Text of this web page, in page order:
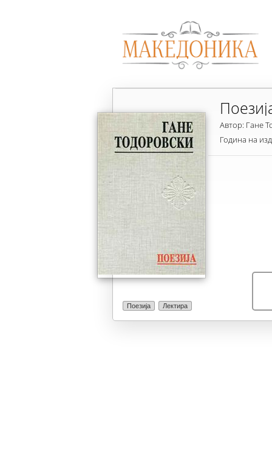
Поезија Лектира
Автор: Гане
Година на